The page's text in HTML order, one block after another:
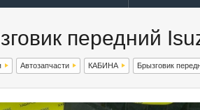
передний
Автозапчасти КАБИНА Брызговик